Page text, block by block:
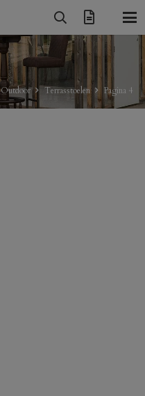
Outdoor Terrasstoelen Pagina 4